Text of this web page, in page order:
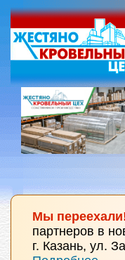
Мы
партнеров в
г. Казань, ул.